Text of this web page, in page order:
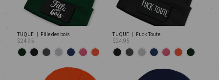
TUQUE │ Fille des bois
$24.95
TUQUE │ Fuck Toute
$24.95